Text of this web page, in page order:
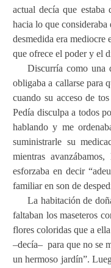
actual decía que
hacia lo que
desmedida era mediocre
que ofrece el poder y el
Discurría como una
obligaba a callarse para
cuando su acceso de
Pedía disculpa a todos
hablando y me
suministrarle su
mientras
esforzaba en decir
familiar en son de
La habitación de
faltaban los maseteros
flores coloridas que a
–decía– para que no se
un hermoso jardín”.